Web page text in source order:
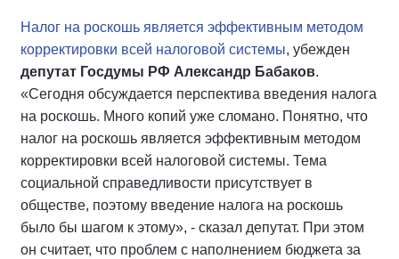
Налог на роскошь является эффективным методом
корректировки всей налоговой системы, убежден
депутат Госдумы РФ Александр Бабаков.
«Сегодня обсуждается перспектива введения налога
на роскошь. Много копий уже сломано. Понятно, что
налог на роскошь является эффективным методом
корректировки всей налоговой системы. Тема
социальной справедливости присутствует в
обществе, поэтому введение налога на роскошь
было бы шагом к этому», - сказал депутат. При этом
он считает, что проблем с наполнением бюджета за